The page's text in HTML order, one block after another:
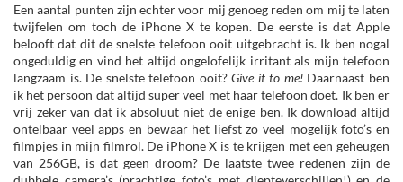
Een aantal punten zijn echter voor mij genoeg reden om mij te laten
twijfelen om toch de iPhone X te kopen. De eerste is dat Apple
belooft dat dit de snelste telefoon ooit uitgebracht is. Ik ben nogal
ongeduldig en vind het altijd ongelofelijk irritant als mijn telefoon
langzaam is. De snelste telefoon ooit?Give it to me! Daarnaast ben
ik het persoon dat altijd super veel met haar telefoon doet. Ik ben er
vrij zeker van dat ik absoluut niet de enige ben. Ik download altijd
ontelbaar veel apps en bewaar het liefst zo veel mogelijk foto’s en
filmpjes in mijn filmrol. De iPhone X is te krijgen met een geheugen
van 256GB, is dat geen droom? De laatste twee redenen zijn de